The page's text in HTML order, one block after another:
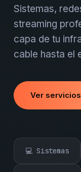
Sistemas,
streaming
capa de tu
cable hasta el
Ver servicios
💻 Sistemas